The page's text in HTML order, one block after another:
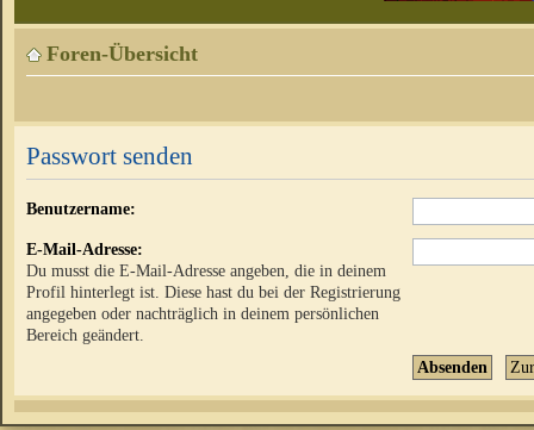
Foren-Übersicht
Passwort senden
Benutzername:
E-Mail-Adresse:
Du musst die E-Mail-Adresse angeben, die in deinem
Profil hinterlegt ist. Diese hast du bei der Registrierung
angegeben oder nachträglich in deinem persönlichen
Bereich geändert.